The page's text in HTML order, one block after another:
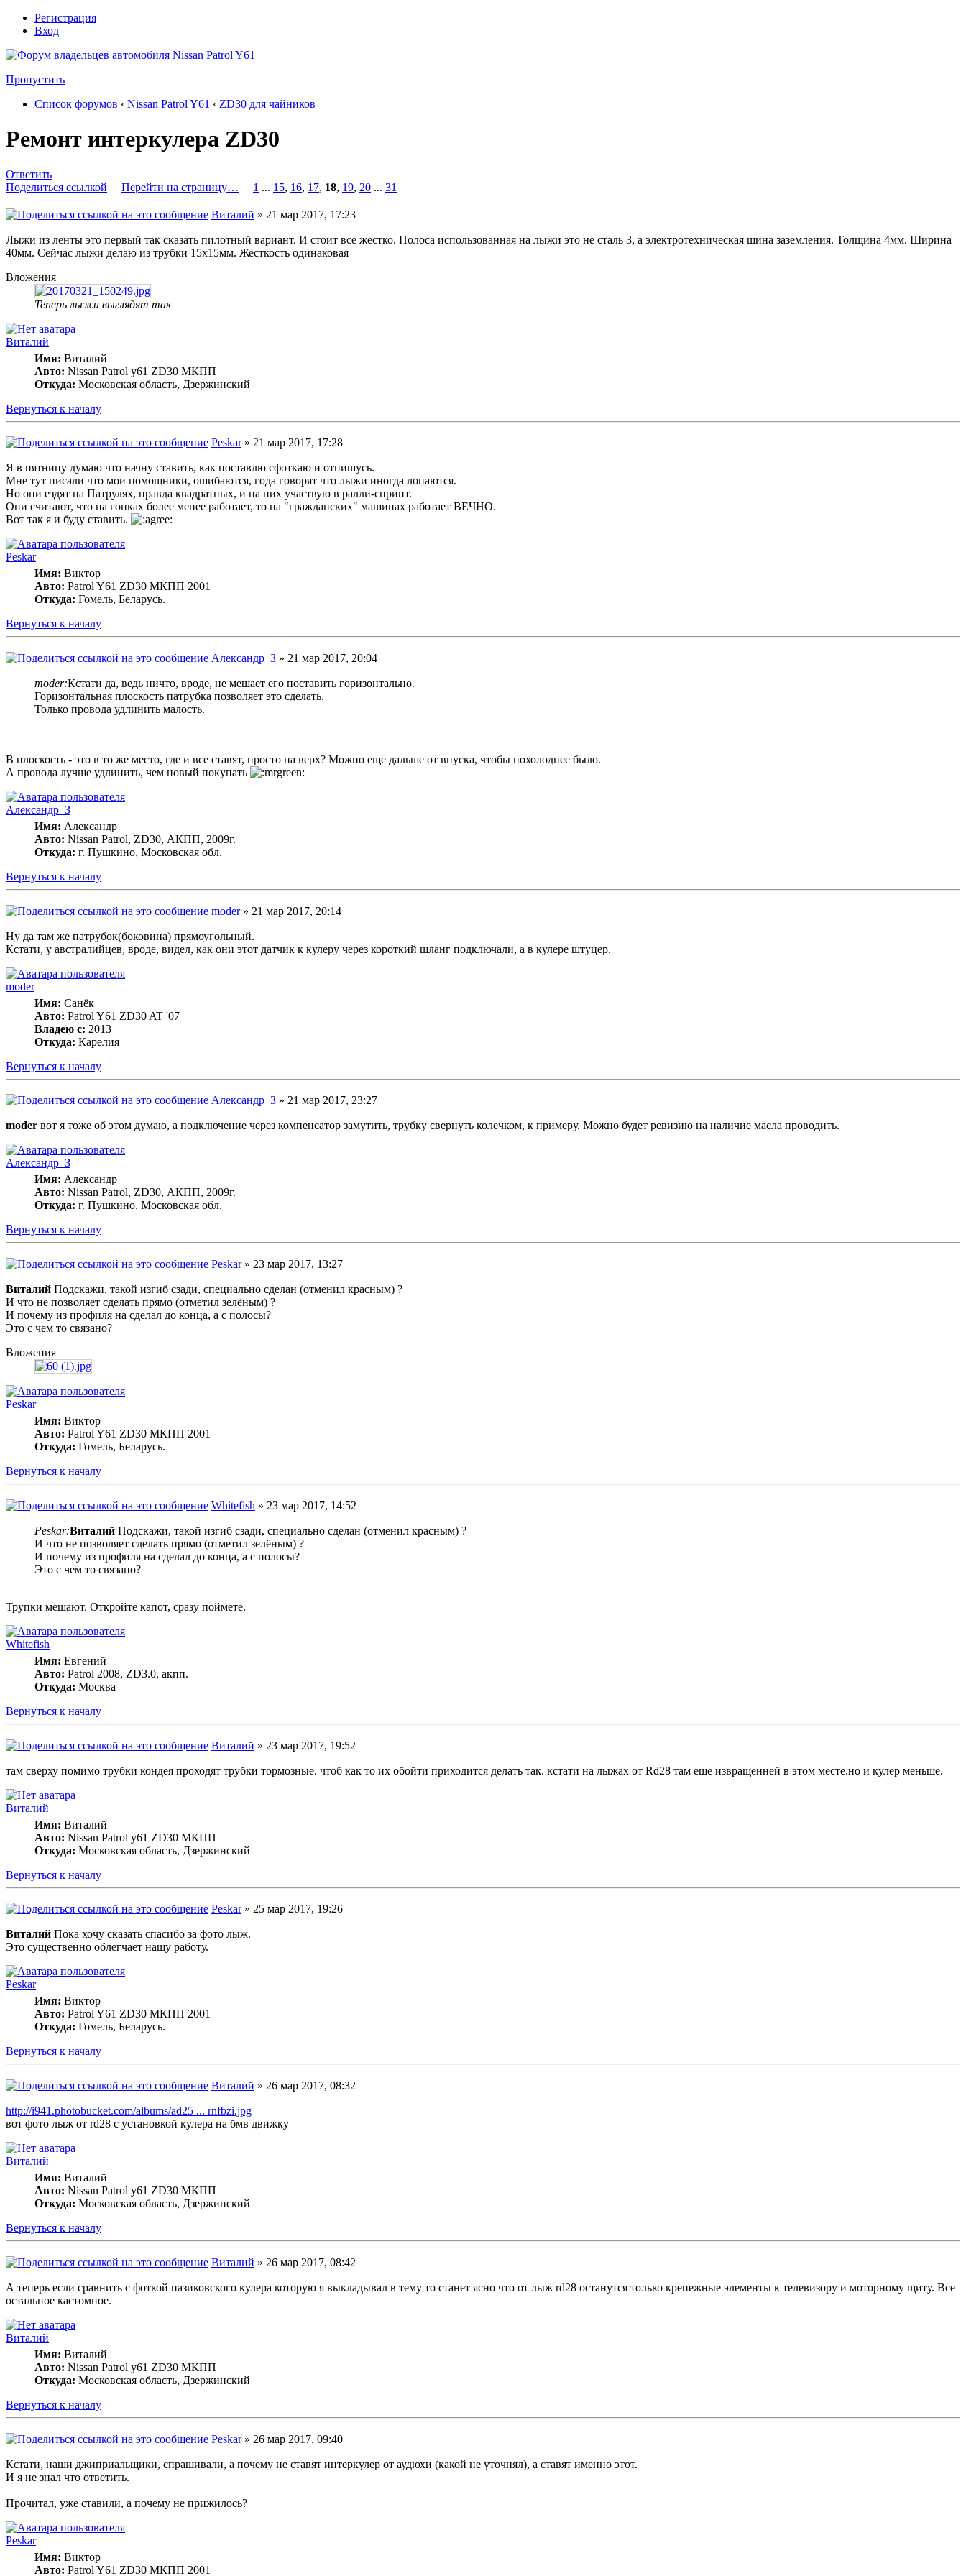
Регистрация
Вход
Пропустить
Список форумов ‹ Nissan Patrol Y61 ‹ ZD30 для чайников
Ремонт интеркулера ZD30
Ответить
Поделиться ссылкой
Перейти на страницу… 1 ... 15, 16, 17, 18, 19, 20 ... 31
Виталий » 21 мар 2017, 17:23
Лыжи из ленты это первый так сказать пилотный вариант. И стоит все жестко. Полоса использованная на лыжи это не сталь 3, а электротехническая шина заземления. Толщина 4мм. Ширина
40мм. Сейчас лыжи делаю из трубки 15х15мм. Жесткость одинаковая
Вложения
Теперь лыжи выглядят так
Виталий
Имя: Виталий
Авто: Nissan Patrol y61 ZD30 МКПП
Откуда: Московская область, Дзержинский
Вернуться к началу
Peskar» 21 мар 2017, 17:28
Я в пятницу думаю что начну ставить, как поставлю сфоткаю и отпишусь.
Мне тут писали что мои помощники, ошибаются, года говорят что лыжи иногда лопаются.
Но они ездят на Патрулях, правда квадратных, и на них участвую в ралли-спринт.
Они считают, что на гонках более менее работает, то на "гражданских" машинах работает ВЕЧНО.
Вот так я и буду ставить.
Peskar
Имя: Виктор
Авто: Patrol Y61 ZD30 МКПП 2001
Откуда: Гомель, Беларусь.
Вернуться к началу
Александр_З » 21 мар 2017, 20:04
moder:Кстати да, ведь ничто, вроде, не мешает его поставить горизонтально.
Горизонтальная плоскость патрубка позволяет это сделать.
Только провода удлинить малость.
В плоскость - это в то же место, где и все ставят, просто на верх? Можно еще дальше от впуска, чтобы похолоднее было.
А провода лучше удлинить, чем новый покупать
Александр_З
Имя: Александр
Авто: Nissan Patrol, ZD30, АКПП, 2009г.
Откуда: г. Пушкино, Московская обл.
Вернуться к началу
moder» 21 мар 2017, 20:14
Ну да там же патрубок(боковина) прямоугольный.
Кстати, у австралийцев, вроде, видел, как они этот датчик к кулеру через короткий шланг подключали, а в кулере штуцер.
moder
Имя: Санёк
Авто: Patrol Y61 ZD30 AT '07
Владею с: 2013
Откуда: Карелия
Вернуться к началу
Александр_З » 21 мар 2017, 23:27
moder вот я тоже об этом думаю, а подключение через компенсатор замутить, трубку свернуть колечком, к примеру. Можно будет ревизию на наличие масла проводить.
Александр_З
Имя: Александр
Авто: Nissan Patrol, ZD30, АКПП, 2009г.
Откуда: г. Пушкино, Московская обл.
Вернуться к началу
Peskar» 23 мар 2017, 13:27
Виталий Подскажи, такой изгиб сзади, специально сделан (отменил красным) ?
И что не позволяет сделать прямо (отметил зелёным) ?
И почему из профиля на сделал до конца, а с полосы?
Это с чем то связано?
Вложения
Peskar
Имя: Виктор
Авто: Patrol Y61 ZD30 МКПП 2001
Откуда: Гомель, Беларусь.
Вернуться к началу
Whitefish » 23 мар 2017, 14:52
Peskar:Виталий Подскажи, такой изгиб сзади, специально сделан (отменил красным) ?
И что не позволяет сделать прямо (отметил зелёным) ?
И почему из профиля на сделал до конца, а с полосы?
Это с чем то связано?
Трупки мешают. Откройте капот, сразу поймете.
Whitefish
Имя: Евгений
Авто: Patrol 2008, ZD3.0, акпп.
Откуда: Москва
Вернуться к началу
Виталий » 23 мар 2017, 19:52
там сверху помимо трубки кондея проходят трубки тормозные. чтоб как то их обойти приходится делать так. кстати на лыжах от Rd28 там еще извращенней в этом месте.но и кулер меньше.
Виталий
Имя: Виталий
Авто: Nissan Patrol y61 ZD30 МКПП
Откуда: Московская область, Дзержинский
Вернуться к началу
Peskar» 25 мар 2017, 19:26
Виталий Пока хочу сказать спасибо за фото лыж.
Это существенно облегчает нашу работу.
Peskar
Имя: Виктор
Авто: Patrol Y61 ZD30 МКПП 2001
Откуда: Гомель, Беларусь.
Вернуться к началу
Виталий » 26 мар 2017, 08:32
http://i941.photobucket.com/albums/ad25 ... rnfbzi.jpg
вот фото лыж от rd28 c установкой кулера на бмв движку
Виталий
Имя: Виталий
Авто: Nissan Patrol y61 ZD30 МКПП
Откуда: Московская область, Дзержинский
Вернуться к началу
Виталий » 26 мар 2017, 08:42
А теперь если сравнить с фоткой пазиковского кулера которую я выкладывал в тему то станет ясно что от лыж rd28 останутся только крепежные элементы к телевизору и моторному щиту. Все
остальное кастомное.
Виталий
Имя: Виталий
Авто: Nissan Patrol y61 ZD30 МКПП
Откуда: Московская область, Дзержинский
Вернуться к началу
Peskar» 26 мар 2017, 09:40
Кстати, наши джиприальщики, спрашивали, а почему не ставят интеркулер от аудюхи (какой не уточнял), а ставят именно этот.
И я не знал что ответить.
Прочитал, уже ставили, а почему не прижилось?
Peskar
Имя: Виктор
Авто: Patrol Y61 ZD30 МКПП 2001